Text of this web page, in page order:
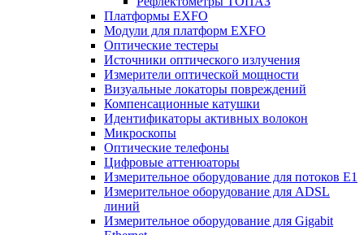
Платформы EXFO
Модули для платформ EXFO
Оптические тестеры
Источники оптического излучения
Измерители оптической мощности
Визуальные локаторы повреждений
Компенсационные катушки
Идентификаторы активных волокон
Микроскопы
Оптические телефоны
Цифровые аттенюаторы
Измерительное оборудование для потоков Е1
Измерительное оборудование для ADSL
линий
Измерительное оборудование для Gigabit